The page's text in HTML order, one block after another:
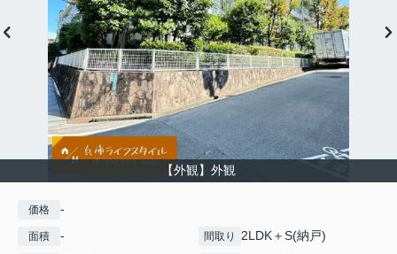
【外観】外観
価格 -
面積 - 間取り 2LDK＋S(納戸)